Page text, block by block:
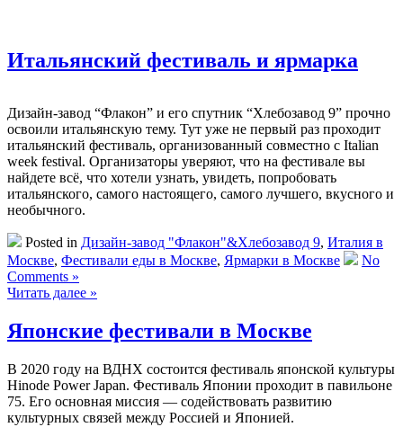
Итальянский фестиваль и ярмарка
Дизайн-завод “Флакон” и его спутник “Хлебозавод 9” прочно
освоили итальянскую тему. Тут уже не первый раз проходит
итальянский фестиваль, организованный совместно с Italian
week festival. Организаторы уверяют, что на фестивале вы
найдете всё, что хотели узнать, увидеть, попробовать
итальянского, самого настоящего, самого лучшего, вкусного и
необычного.
Posted in Дизайн-завод "Флакон"&Хлебозавод 9, Италия в
Москве, Фестивали еды в Москве, Ярмарки в Москве
No
Comments »
Читать далее »
Японские фестивали в Москве
В 2020 году на ВДНХ состоится фестиваль японской культуры
Hinode Power Japan. Фестиваль Японии проходит в павильоне
75. Его основная миссия — содействовать развитию
культурных связей между Россией и Японией.